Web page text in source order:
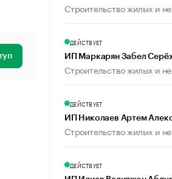
Строительство жилых и
ДЕЙСТВУЕТ
ИП Маркарян Забел
Строительство жилых и
ДЕЙСТВУЕТ
ИП Николаев Артем
Строительство жилых и
ДЕЙСТВУЕТ